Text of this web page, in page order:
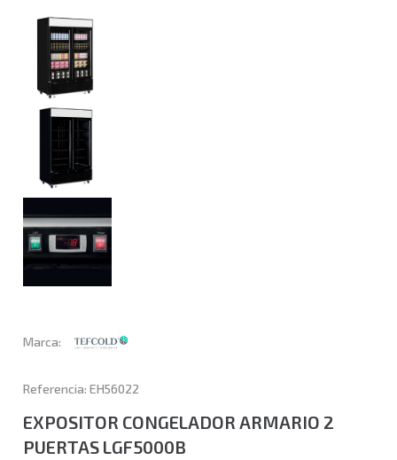
Marca:
Referencia: EH56022
EXPOSITOR CONGELADOR ARMARIO 2
PUERTAS LGF5000B